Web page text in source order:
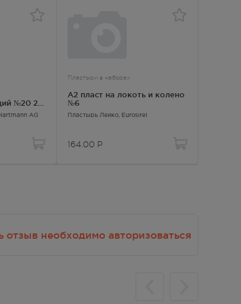
№20 2-х
AG
Пластыри в наборах
А2 пласт на локоть и колено
№6
Пластырь Лейко, Eurosirel
164.00 Р
отзыв необходимо авторизоваться